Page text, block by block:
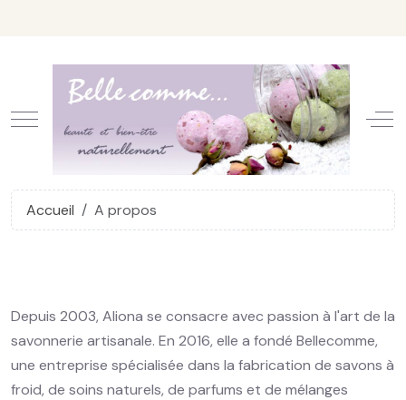
Mobile Menu Toggle
Accueil A propos
Depuis 2003, Aliona se consacre avec passion à l'art de la
savonnerie artisanale. En 2016, elle a fondé Bellecomme,
une entreprise spécialisée dans la fabrication de savons à
froid, de soins naturels, de parfums et de mélanges